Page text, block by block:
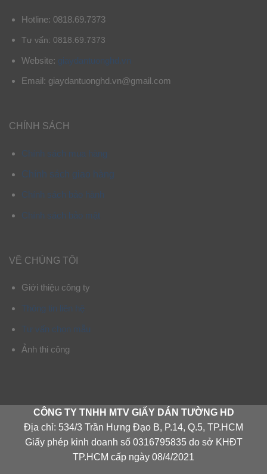
Hotline: 0818.69.7373
Tư vấn: 0818.69.7373
Website: giaydantuonghd.vn
Email: giaydantuonghd.vn@gmail.com
CHÍNH SÁCH
Chính sách mua hàng
Chính sách giao hàng
Chính sách bảo hành
Chính sách bảo mật
VỀ CHÚNG TÔI
Giới thiệu công ty
Thông tin liên hệ
Tư vấn chọn mẫu
Ảnh thi công
CÔNG TY TNHH MTV GIẤY DÁN TƯỜNG HD
Địa chỉ: 534/3 Trần Hưng Đạo B, P.14, Q.5, TP.HCM
Giấy phép kinh doanh số 0316795835 do sở KHĐT
TP.HCM cấp ngày 08/4/2021